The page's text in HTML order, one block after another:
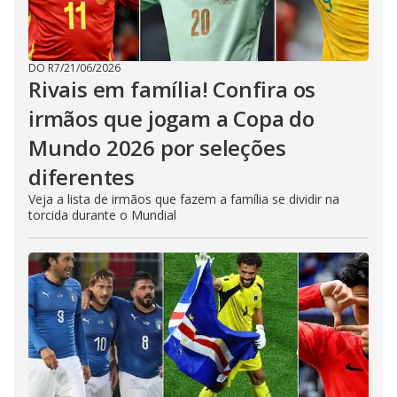
DO R7/21/06/2026
Rivais em família! Confira os
irmãos que jogam a Copa do
Mundo 2026 por seleções
diferentes
Veja a lista de irmãos que fazem a família se dividir na
torcida durante o Mundial